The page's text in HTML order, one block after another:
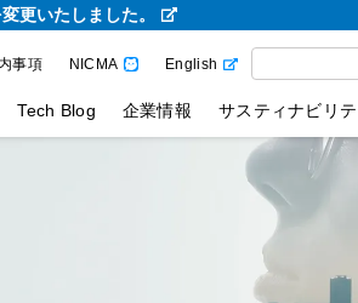
更いたしました。
事項 NICMA English
Tech Blog 企業情報 サスティナビリテ